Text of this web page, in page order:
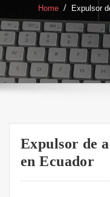
Home Expulsor
Expulsor de
en Ecuador